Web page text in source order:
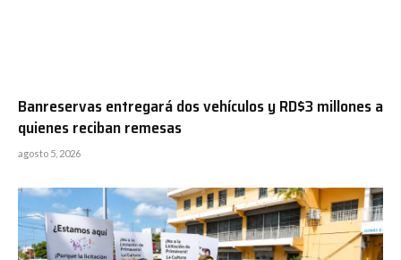
Banreservas entregará dos vehículos y RD$3 millones a
quienes reciban remesas
agosto 5, 2026